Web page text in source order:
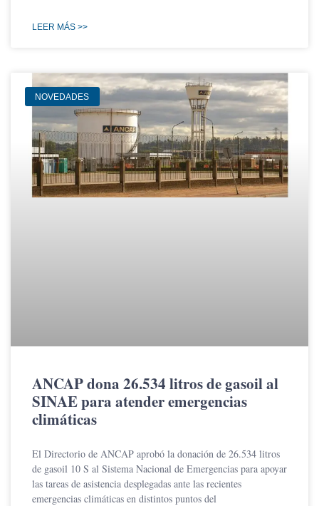
LEER MÁS >>
NOVEDADES
ANCAP dona 26.534 litros de gasoil al
SINAE para atender emergencias
climáticas
El Directorio de ANCAP aprobó la donación de 26.534 litros
de gasoil 10 S al Sistema Nacional de Emergencias para apoyar
las tareas de asistencia desplegadas ante las recientes
emergencias climáticas en distintos puntos del